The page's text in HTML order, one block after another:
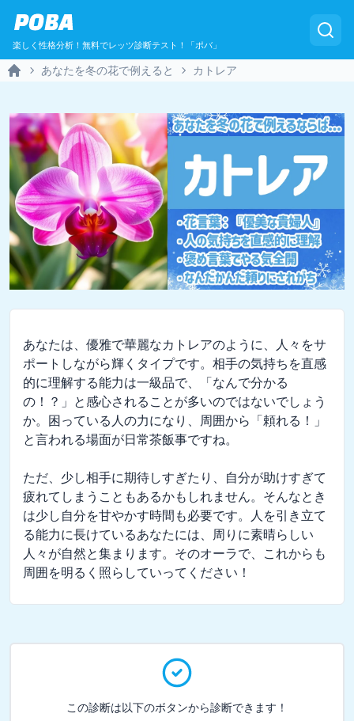
POBA
楽しく性格分析！無料でレッツ診断テスト！「ポバ」
あなたを冬の花で例えると カトレア
あなたは、優雅で華麗なカトレアのように、人々をサ
ポートしながら輝くタイプです。相手の気持ちを直感
的に理解する能力は一級品で、「なんで分かる
の！？」と感心されることが多いのではないでしょう
か。困っている人の力になり、周囲から「頼れる！」
と言われる場面が日常茶飯事ですね。
ただ、少し相手に期待しすぎたり、自分が助けすぎて
疲れてしまうこともあるかもしれません。そんなとき
は少し自分を甘やかす時間も必要です。人を引き立て
る能力に長けているあなたには、周りに素晴らしい
人々が自然と集まります。そのオーラで、これからも
周囲を明るく照らしていってください！
この診断は以下のボタンから診断できます！